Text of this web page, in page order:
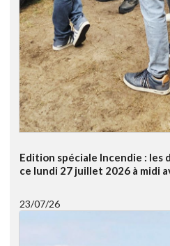
Edition spéciale Incendie : les
ce lundi 27 juillet 2026 à midi
23/07/26